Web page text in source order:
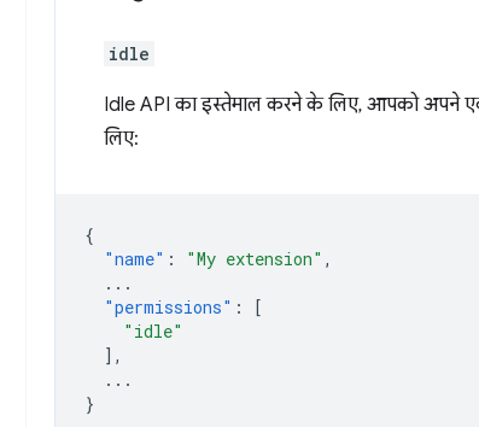
idle
Idle API का इस्तेमाल करने के लिए, आपको अपने
लिए:
{
"name" : "My extension" ,
...
"permissions" :
[
"idle"
],
...
}